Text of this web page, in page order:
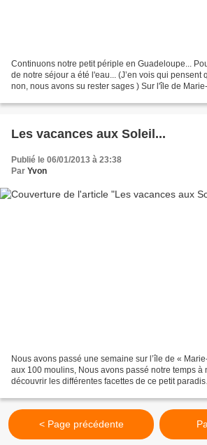
Continuons notre petit périple en Guadeloupe...
de notre séjour a été l'eau... (J’en vois qui pensent
non, nous avons su rester sages ) Sur l'île de
Les vacances aux Soleil...
Publié le 06/01/2013 à 23:38
Par Yvon
Nous avons passé une semaine sur l’île de «
aux 100 moulins, Nous avons passé notre temps à
découvrir les différentes facettes de ce petit
< Page précédente